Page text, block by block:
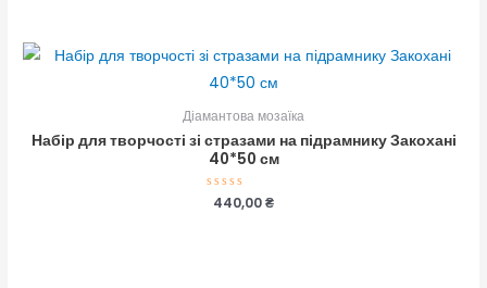
Діамантова мозаїка
Набір для творчості зі стразами на підрамнику Закохані
40*50 см
Оцінено
440,00₴